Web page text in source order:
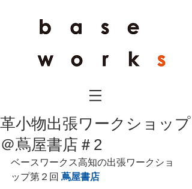
革小物出張ワークショップ
＠蔦屋書店＃2
ベースワークス高知の出張ワークショ
ップ第２回 蔦屋書店